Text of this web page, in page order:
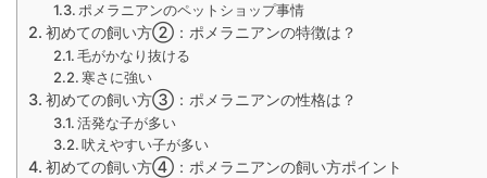
ポメラニアンのペットショップ事情
初めての飼い方②：ポメラニアンの特徴は？
毛がかなり抜ける
寒さに強い
初めての飼い方③：ポメラニアンの性格は？
活発な子が多い
吠えやすい子が多い
初めての飼い方④：ポメラニアンの飼い方ポイント